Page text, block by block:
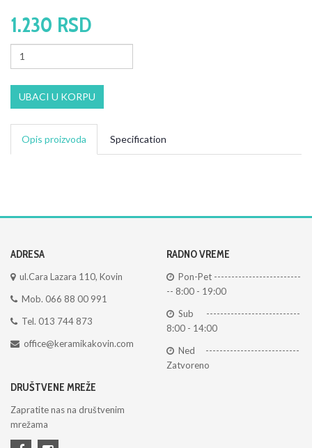
1.230 RSD
UBACI U KORPU
Opis proizvoda Specification
ADRESA
ul.Cara Lazara 110, Kovin
Mob. 066 88 00 991
Tel. 013 744 873
office@keramikakovin.com
RADNO VREME
Pon-Pet -------------------------
-- 8:00 - 19:00
Sub ---------------------------
8:00 - 14:00
Ned ---------------------------
Zatvoreno
DRUŠTVENE MREŽE
Zapratite nas na društvenim
mrežama